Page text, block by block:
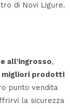
di Novi Ligure.
all’ingrosso,
migliori prodotti
punto vendita
la sicurezza